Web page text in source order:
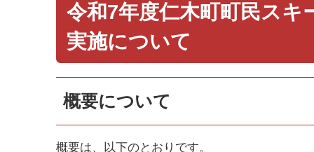
令和7年度仁木町町民ス
実施について
概要について
概要は、以下のとおりです。